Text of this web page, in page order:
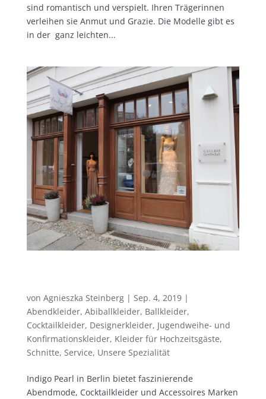
sind romantisch und verspielt. Ihren Trägerinnen
verleihen sie Anmut und Grazie. Die Modelle gibt es
in der ganz leichten...
von Agnieszka Steinberg| Sep. 4, 2019|
Abendkleider, Abiballkleider, Ballkleider,
Cocktailkleider, Designerkleider, Jugendweihe- und
Konfirmationskleider, Kleider für Hochzeitsgäste,
Schnitte, Service, Unsere Spezialität
Indigo Pearl in Berlin bietet faszinierende
Abendmode, Cocktailkleider und Accessoires Marken